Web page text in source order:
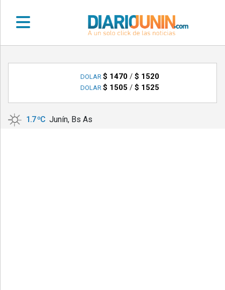
•
LOCALES
•
DOLAR $ 1470/ $ 1520
DOLAR $ 1505 / $ 1525
1.7 ºC Junín, Bs As